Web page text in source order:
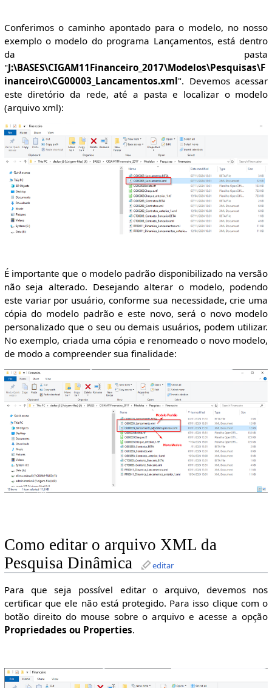
Conferimos o caminho apontado para o modelo, no nosso
exemplo o modelo do programa Lançamentos, está dentro
da pasta
"J:\BASES\CIGAM11Financeiro_2017\Modelos\Pesquisas\F
inanceiro\CG00003_Lancamentos.xml". Devemos acessar
este diretório da rede, até a pasta e localizar o modelo
(arquivo xml):
É importante que o modelo padrão disponibilizado na versão
não seja alterado. Desejando alterar o modelo, podendo
este variar por usuário, conforme sua necessidade, crie uma
cópia do modelo padrão e este novo, será o novo modelo
personalizado que o seu ou demais usuários, podem utilizar.
No exemplo, criada uma cópia e renomeado o novo modelo,
de modo a compreender sua finalidade:
Como editar o arquivo XML da
Pesquisa Dinâmica
editar
Para que seja possível editar o arquivo, devemos nos
certificar que ele não está protegido. Para isso clique com o
botão direito do mouse sobre o arquivo e acesse a opção
Propriedades ou Properties.